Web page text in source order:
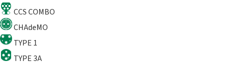
CCS COMBO
CHAdeMO
TYPE 1
TYPE 3A